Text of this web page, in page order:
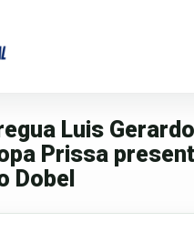
Luis
Prissa
Dobel